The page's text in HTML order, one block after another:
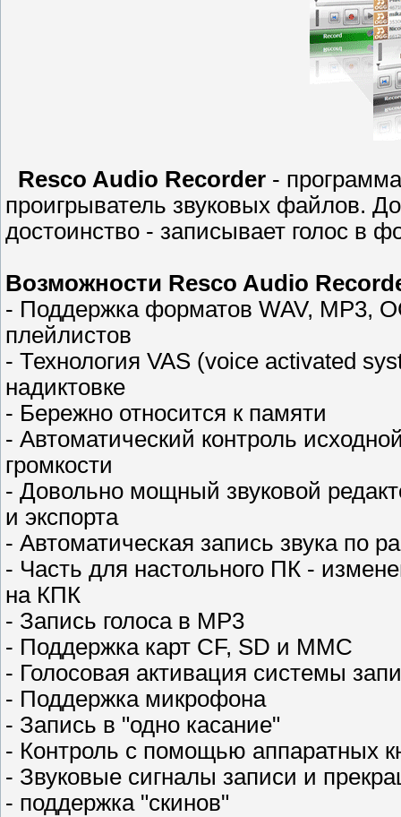
Resco Audio Recorder -
проигрыватель звуковых файлов.
достоинство - записывает голос в
Возможности Resco Audio
- Поддержка форматов WAV, MP3,
плейлистов
- Технология VAS (voice activated
надиктовке
- Бережно относится к памяти
- Автоматический контроль
громкости
- Довольно мощный звуковой
и экспорта
- Автоматическая запись звука по
- Часть для настольного ПК -
на КПК
- Запись голоса в MP3
- Поддержка карт CF, SD и MMC
- Голосовая активация системы
- Поддержка микрофона
- Запись в "одно касание"
- Контроль с помощью аппаратных
- Звуковые сигналы записи и
- поддержка "скинов"